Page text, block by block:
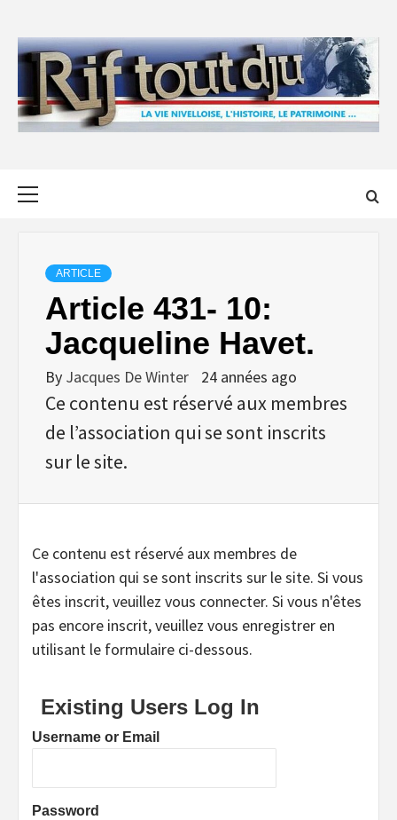
content
ARTICLE
Article 431- 10:
Jacqueline Havet.
By Jacques De Winter 24 années ago
Ce contenu est réservé aux membres
de l’association qui se sont inscrits
sur le site.
Ce contenu est réservé aux membres de
l'association qui se sont inscrits sur le site. Si vous
êtes inscrit, veuillez vous connecter. Si vous n'êtes
pas encore inscrit, veuillez vous enregistrer en
utilisant le formulaire ci-dessous.
Existing Users Log In
Username or Email
Password